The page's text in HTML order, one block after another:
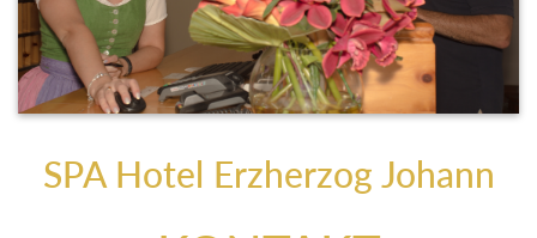
SPA Hotel Erzherzog Johann